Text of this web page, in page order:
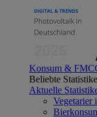
Konsum &
Beliebte
Aktuelle
Vegetarier